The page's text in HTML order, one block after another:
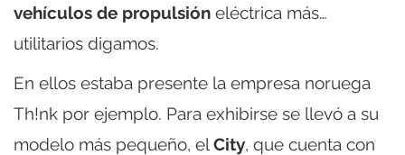
vehículos de propulsión eléctrica más…
utilitarios digamos.
En ellos estaba presente la empresa noruega
Th!nk por ejemplo. Para exhibirse se llevó a su
modelo más pequeño, elCity, que cuenta con